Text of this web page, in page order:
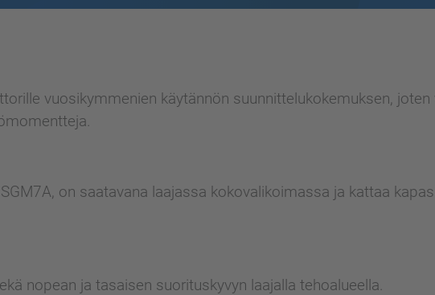
vuosikymmenien käytännön suunnittelukokemuksen, joten
on saatavana laajassa kokovalikoimassa ja kattaa
nopean ja tasaisen suorituskyvyn laajalla tehoalueella.